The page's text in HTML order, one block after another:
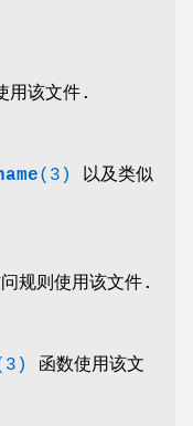
用该文件.
(3)
以及类似
规则使用该文件.
函数使用该文